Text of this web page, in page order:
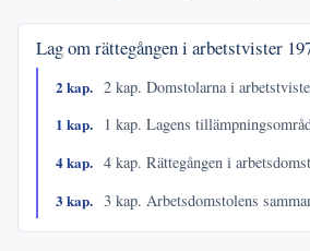
Lag om rättegången i arbetstvister
2 kap. 2 kap. Domstolarna i
1 kap.
1 kap. Lagens
4 kap. 4 kap. Rättegången i
3 kap. 3 kap. Arbetsdomstolens